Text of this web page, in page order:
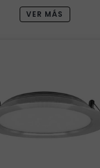
VER MÁS